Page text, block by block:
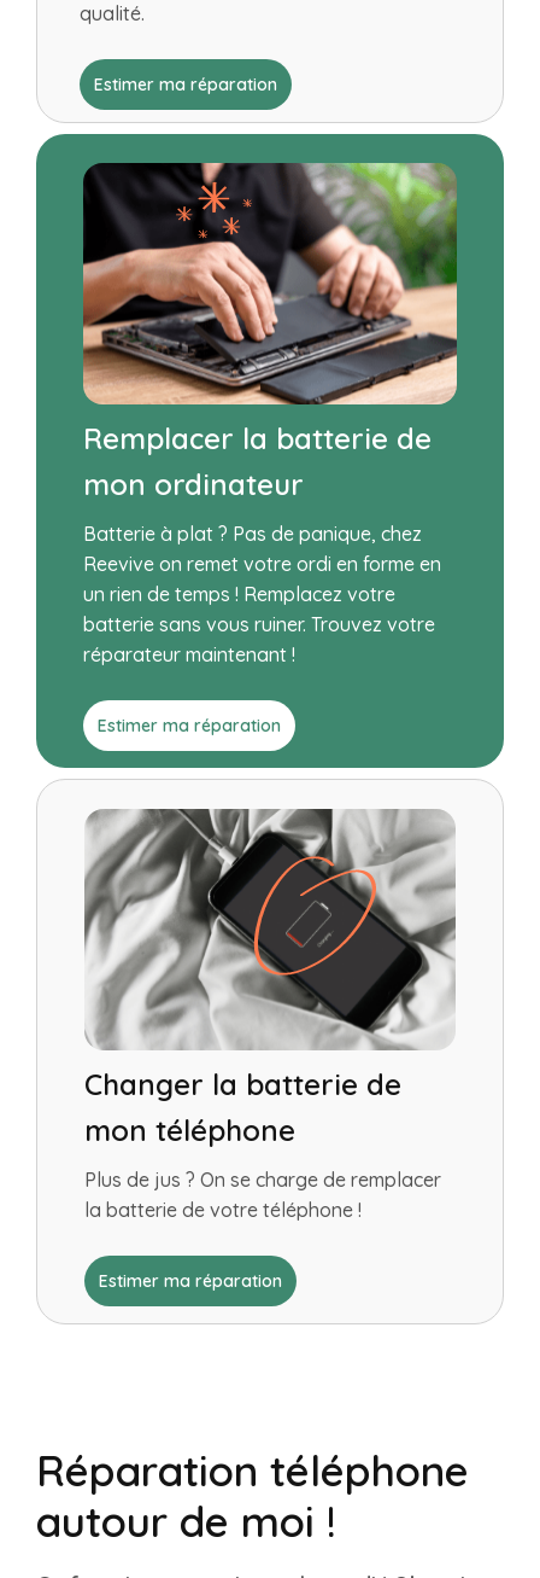
qualité.
Estimer ma réparation
Remplacer la batterie de
mon ordinateur
Batterie à plat ? Pas de panique, chez
Reevive on remet votre ordi en forme en
un rien de temps ! Remplacez votre
batterie sans vous ruiner. Trouvez votre
réparateur maintenant !
Estimer ma réparation
Changer la batterie de
mon téléphone
Plus de jus ? On se charge de remplacer
la batterie de votre téléphone !
Estimer ma réparation
Réparation téléphone
autour de moi !